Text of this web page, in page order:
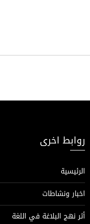
روابط اخرى
الرئيسية
اخبار ونشاطات
أثر نهج البلاغة في اللغة